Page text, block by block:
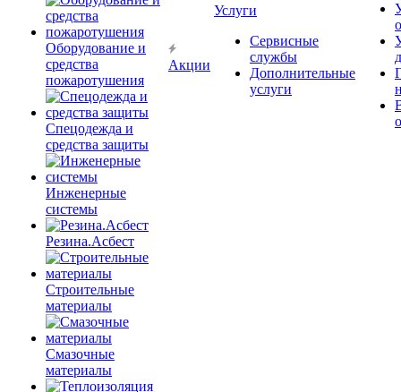
Оборудование и
средства
пожаротушения
Спецодежда и
средства защиты
Инженерные
системы
Резина.Асбест
Строительные
материалы
Смазочные
материалы
Акции
Услуги
Сервисные
службы
Дополнительные
услуги